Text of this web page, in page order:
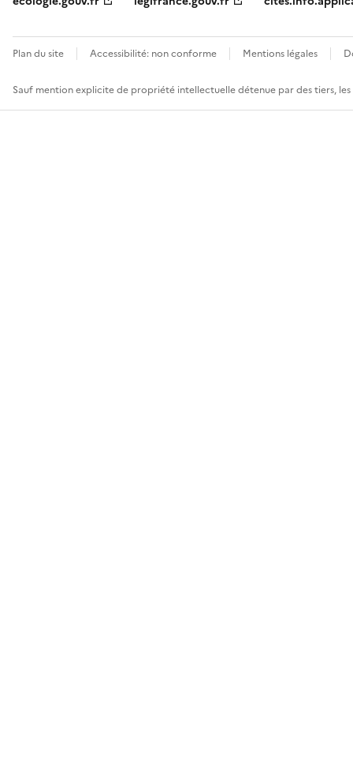
Plan du site Accessibilité: non conforme Mentions légales
Sauf mention explicite de propriété intellectuelle détenue par des tiers,